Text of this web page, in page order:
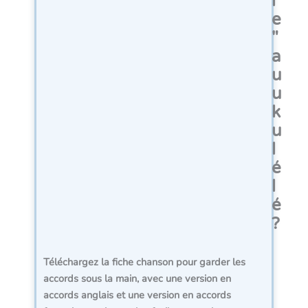
e
"
a
u
u
k
u
l
é
l
é
?
Téléchargez la fiche chanson pour garder les
accords sous la main, avec une version en
accords anglais et une version en accords